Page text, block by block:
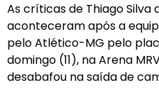
As críticas de Thiago Silva
aconteceram após a
pelo Atlético-MG pelo
domingo (11), na Arena
desabafou na saída de